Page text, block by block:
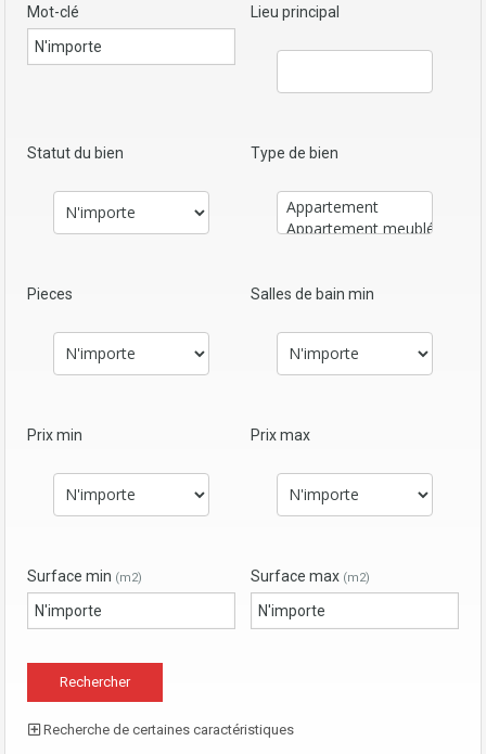
Mot-clé Lieu principal
Statut du bien Type de bien
Pieces Salles de bain min
Prix min Prix max
Surface min (m2) Surface max (m2)
Recherche de certaines caractéristiques